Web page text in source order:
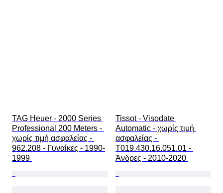
TAG Heuer - 2000 Series
Professional 200 Meters -
χωρίς τιμή ασφαλείας -
962.208 - Γυναίκες - 1990-
1999
Tissot - Visodate
Automatic - χωρίς τιμή
ασφαλείας -
T019.430.16.051.01 -
Άνδρες - 2010-2020